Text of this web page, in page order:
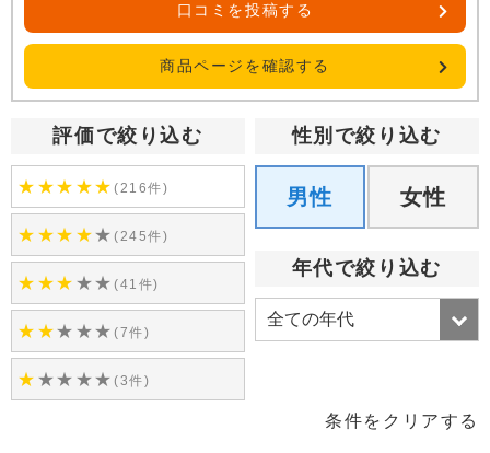
口コミを投稿する
商品ページを確認する
評価で絞り込む
★ ★★ ★★(216件)
★ ★★ ★★(245件)
★ ★★ ★★(41件)
★ ★★ ★★(7件)
★ ★★ ★★(3件)
性別で絞り込む
男性 女性
年代で絞り込む
条件をクリアする